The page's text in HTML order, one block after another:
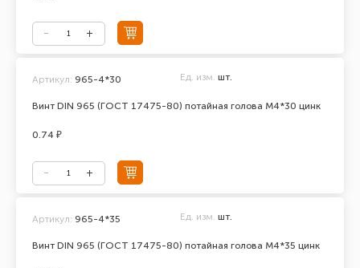
Винт DIN 965 (ГОСТ 17475-80) потайная голова М4*30 цинк
Артикул: 965-4*30 Ед. изм. шт.
0.74 ₽
Винт DIN 965 (ГОСТ 17475-80) потайная голова М4*35 цинк
Артикул: 965-4*35 Ед. изм. шт.